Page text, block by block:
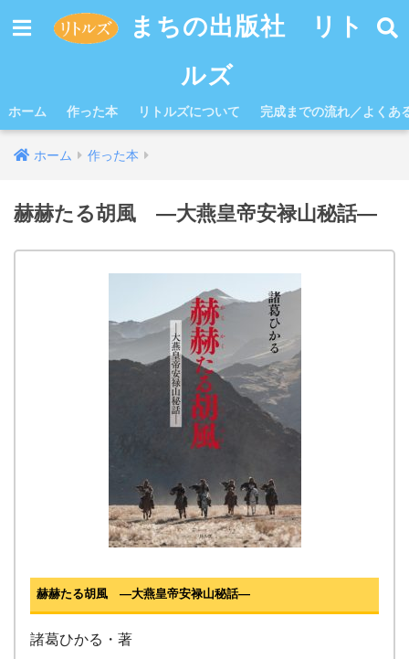
まちの出版社 リト
ルズ
ホーム 作った本 リトルズについて 完成までの流れ／よくあ
ホーム 作った本
赫赫たる胡風 ―大燕皇帝安禄山秘話―
赫赫たる胡風 ―大燕皇帝安禄山秘話―
諸葛ひかる・著